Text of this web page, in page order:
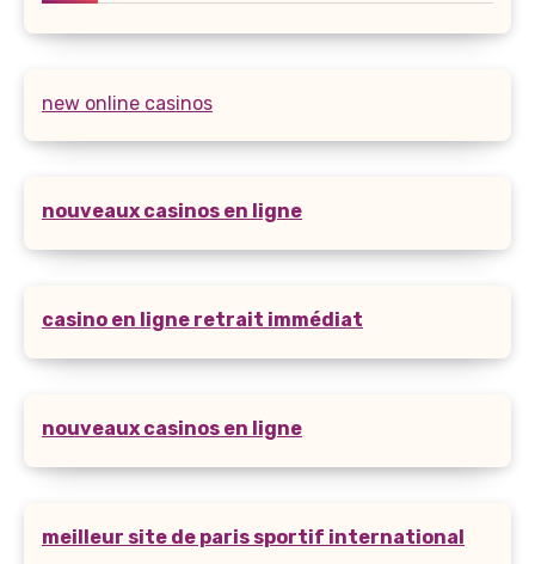
new online casinos
nouveaux casinos en ligne
casino en ligne retrait immédiat
nouveaux casinos en ligne
meilleur site de paris sportif international